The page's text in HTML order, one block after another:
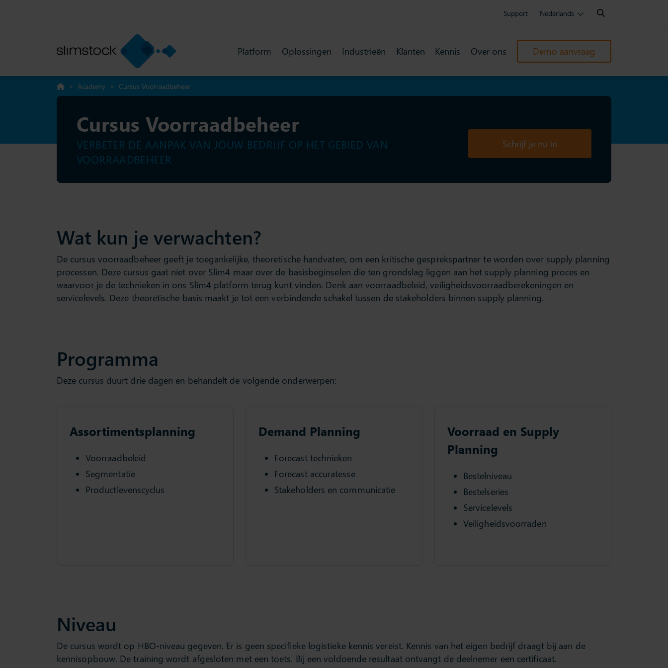
Support Nederlands
Search:
Platform Oplossingen Industrieën Klanten Kennis Over ons Demo aanvraag
> Academy > Cursus Voorraadbeheer
Cursus Voorraadbeheer
VERBETER DE AANPAK VAN JOUW BEDRIJF OP HET GEBIED VAN
VOORRAADBEHEER
Schrijf je nu in
Wat kun je verwachten?
De cursus voorraadbeheer geeft je toegankelijke, theoretische handvaten, om een kritische gesprekspartner te worden over supply planning
processen. Deze cursus gaat niet over Slim4 maar over de basisbeginselen die ten grondslag liggen aan het supply planning proces en
waarvoor je de technieken in ons Slim4 platform terug kunt vinden. Denk aan voorraadbeleid, veiligheidsvoorraadberekeningen en
servicelevels. Deze theoretische basis maakt je tot een verbindende schakel tussen de stakeholders binnen supply planning.
Programma
Deze cursus duurt drie dagen en behandelt de volgende onderwerpen:
Assortimentsplanning
Voorraadbeleid
Segmentatie
Productlevenscyclus
Demand Planning
Forecast technieken
Forecast accuratesse
Stakeholders en communicatie
Voorraad en Supply
Planning
Bestelniveau
Bestelseries
Servicelevels
Veiligheidsvoorraden
Niveau
De cursus wordt op HBO-niveau gegeven. Er is geen specifieke logistieke kennis vereist. Kennis van het eigen bedrijf draagt bij aan de
kennisopbouw. De training wordt afgesloten met een toets. Bij een voldoende resultaat ontvangt de deelnemer een certificaat.